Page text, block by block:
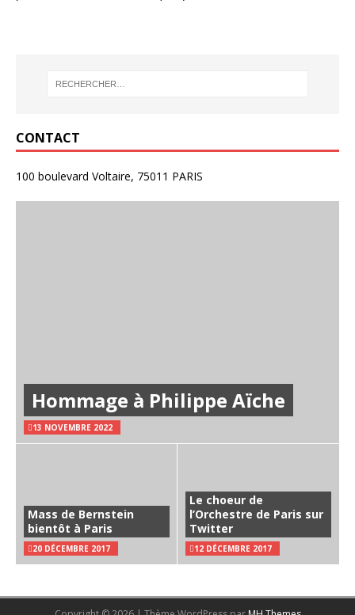
CONTACT
100 boulevard Voltaire, 75011 PARIS
Hommage à Philippe Aïche
13 NOVEMBRE 2022
Mass de Bernstein
bientôt à Paris
20 DÉCEMBRE 2017
Le choeur de
l’Orchestre de Paris sur
Twitter
12 DÉCEMBRE 2017